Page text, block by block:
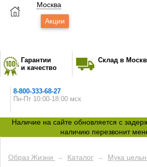
Москва
Акции
Гарантии
и качество
Склад в
8-800-333-68-27
Пн-Пт 10:00-18:00 мск
Наличие на сайте обновляется с
наличию перезвонит
Образ Жизни → Каталог → Мука